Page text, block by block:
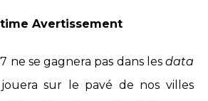
Avertissement
ne se gagnera pas dans les data
sur le pavé de nos villes